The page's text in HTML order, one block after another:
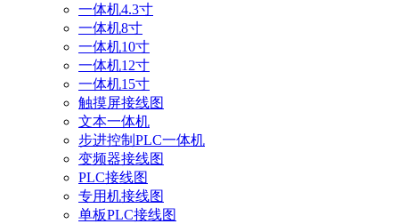
一体机4.3寸
一体机8寸
一体机10寸
一体机12寸
一体机15寸
触摸屏接线图
文本一体机
步进控制PLC一体机
变频器接线图
PLC接线图
专用机接线图
单板PLC接线图